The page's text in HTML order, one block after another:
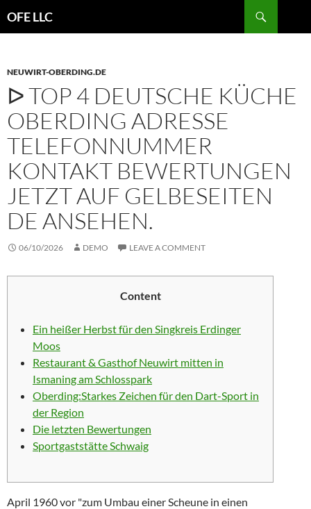
OFE LLC
NEUWIRT-OBERDING.DE
ᐅ TOP 4 DEUTSCHE KÜCHE
OBERDING ADRESSE
TELEFONNUMMER
KONTAKT BEWERTUNGEN
JETZT AUF GELBESEITEN
DE ANSEHEN.
06/10/2026 DEMO LEAVE A COMMENT
Content
Ein heißer Herbst für den Singkreis Erdinger
Moos
Restaurant & Gasthof Neuwirt mitten in
Ismaning am Schlosspark
Oberding:Starkes Zeichen für den Dart-Sport in
der Region
Die letzten Bewertungen
Sportgaststätte Schwaig
April 1960 vor "zum Umbau einer Scheune in einen